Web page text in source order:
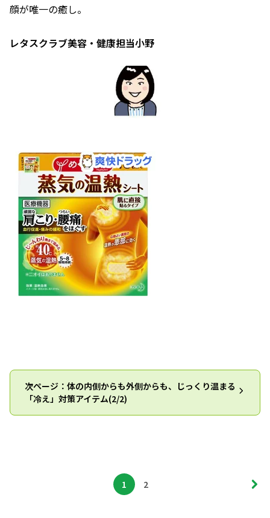
顔が唯一の癒し。
レタスクラブ美容・健康担当小野
次ページ：体の内側からも外側からも、じっくり温まる
「冷え」対策アイテム(2/2)
1 2